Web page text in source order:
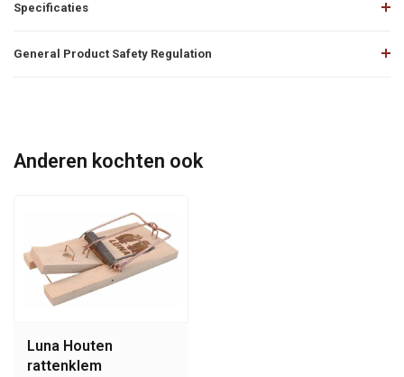
Specificaties
General Product Safety Regulation
Anderen kochten ook
Luna Houten
rattenklem